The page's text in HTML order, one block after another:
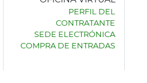
PERFIL DEL
CONTRATANTE
SEDE ELECTRÓNICA
COMPRA DE ENTRADAS